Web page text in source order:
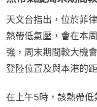
天文台指出，位於菲
熱帶低氣壓，會在本
強，周末期間較大機
登陸位置及與本港的
在上午5時，該熱帶